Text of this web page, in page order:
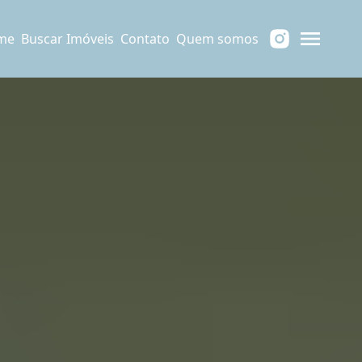
Buscar Imóveis Contato Quem somos